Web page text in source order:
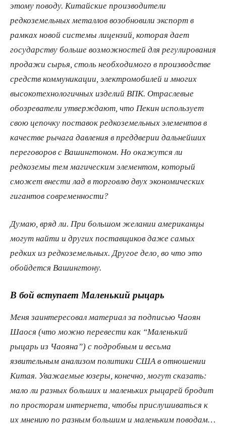
этому поводу. Китайские производители
редкоземельных металлов возобновили экспорт в
рамках новой системы лицензий, которая дает
государству больше возможностей для регулирования
продажи сырья, столь необходимого в производстве
средств коммуникации, электромобилей и многих
высокотехнологичных изделий ВПК. Отраслевые
обозреватели утверждают, что Пекин использует
свою цепочку поставок редкоземельных элементов в
качестве рычага давления в преддверии дальнейших
переговоров с Вашингтоном. Но окажутся ли
редкоземы тем магическим элементом, который
сможет внести лад в торговлю двух экономических
гигантов современности?
Думаю, вряд ли. При большом желании американцы
могут найти и других поставщиков даже самых
редких из редкоземельных. Другое дело, во что это
обойдется Вашингтону.
В бой вступает Маленький рыцарь
Меня заинтересовал материал за подписью Чаоян
Шаося (что можно перевести как “Маленький
рыцарь из Чаояна”) с подробным и весьма
язвительным анализом политики США в отношении
Китая. Уважаемые юзеры, конечно, могут сказать:
мало ли разных больших и маленьких рыцарей бродит
по просторам интернета, чтобы прислушиваться к
их мнению по разным большим и маленьким поводам…